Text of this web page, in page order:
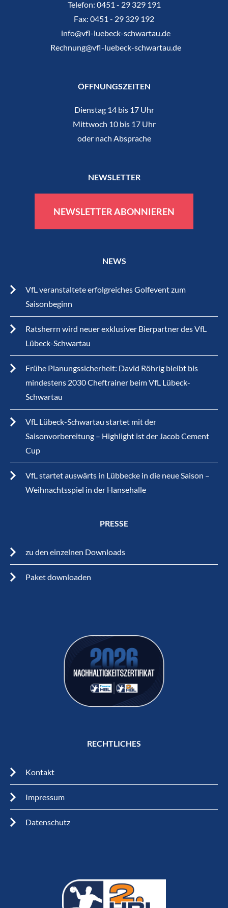
Telefon: 0451 - 29 329 191
Fax: 0451 - 29 329 192
info@vfl-luebeck-schwartau.de
Rechnung@vfl-luebeck-schwartau.de
ÖFFNUNGSZEITEN
Dienstag 14 bis 17 Uhr
Mittwoch 10 bis 17 Uhr
oder nach Absprache
NEWSLETTER
NEWSLETTER ABONNIEREN
NEWS
VfL veranstaltete erfolgreiches Golfevent zum
Saisonbeginn
Ratsherrn wird neuer exklusiver Bierpartner des VfL
Lübeck-Schwartau
Frühe Planungssicherheit: David Röhrig bleibt bis
mindestens 2030 Cheftrainer beim VfL Lübeck-
Schwartau
VfL Lübeck-Schwartau startet mit der
Saisonvorbereitung – Highlight ist der Jacob Cement
Cup
VfL startet auswärts in Lübbecke in die neue Saison –
Weihnachtsspiel in der Hansehalle
PRESSE
zu den einzelnen Downloads
Paket downloaden
RECHTLICHES
Kontakt
Impressum
Datenschutz